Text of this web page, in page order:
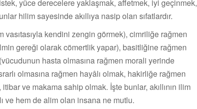
yüce derecelere yaklaşmak, affetmek, iyi geçinmek,
hilim sayesinde akıllıya nasip olan sıfatlardır.
kendini zengin görmek), cimriliğe rağmen
gereği olarak cömertlik yapar), basitliğine rağmen
hasta olmasına rağmen morali yerinde
olmasına rağmen hayâlı olmak, hakirliğe rağmen
ve makama sahip olmak. İşte bunlar, akıllının ilim
ve hem de alim olan insana ne mutlu.